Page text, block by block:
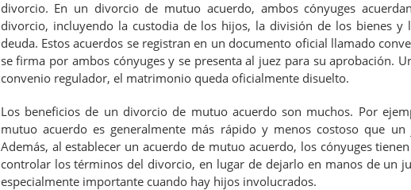
divorcio. En un divorcio de mutuo acuerdo, ambos cónyuges
divorcio, incluyendo la custodia de los hijos, la división de los bienes y
deuda. Estos acuerdos se registran en un documento oficial llamado
se firma por ambos cónyuges y se presenta al juez para su aprobación.
convenio regulador, el matrimonio queda oficialmente disuelto.
Los beneficios de un divorcio de mutuo acuerdo son muchos. Por
mutuo acuerdo es generalmente más rápido y menos costoso que
Además, al establecer un acuerdo de mutuo acuerdo, los cónyuges
controlar los términos del divorcio, en lugar de dejarlo en manos de un
especialmente importante cuando hay hijos involucrados.